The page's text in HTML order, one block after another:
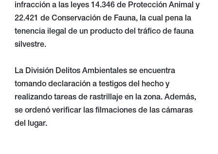
infracción a las leyes 14.346 de Protección Animal y
22.421 de Conservación de Fauna, la cual pena la
tenencia ilegal de un producto del tráfico de fauna
silvestre.
La División Delitos Ambientales se encuentra
tomando declaración a testigos del hecho y
realizando tareas de rastrillaje en la zona. Además,
se ordenó verificar las filmaciones de las cámaras
del lugar.